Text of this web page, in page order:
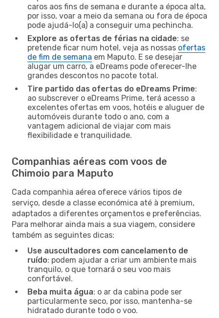
caros aos fins de semana e durante a época alta,
por isso, voar a meio da semana ou fora de época
pode ajudá-lo(a) a conseguir uma pechincha.
Explore as ofertas de férias na cidade: se
pretende ficar num hotel, veja as nossas ofertas
de fim de semana em Maputo. E se desejar
alugar um carro, a eDreams pode oferecer-lhe
grandes descontos no pacote total.
Tire partido das ofertas do eDreams Prime:
ao subscrever o eDreams Prime, terá acesso a
excelentes ofertas em voos, hotéis e aluguer de
automóveis durante todo o ano, com a
vantagem adicional de viajar com mais
flexibilidade e tranquilidade.
Companhias aéreas com voos de
Chimoio para Maputo
Cada companhia aérea oferece vários tipos de
serviço, desde a classe económica até à premium,
adaptados a diferentes orçamentos e preferências.
Para melhorar ainda mais a sua viagem, considere
também as seguintes dicas:
Use auscultadores com cancelamento de
ruído: podem ajudar a criar um ambiente mais
tranquilo, o que tornará o seu voo mais
confortável.
Beba muita água: o ar da cabina pode ser
particularmente seco, por isso, mantenha-se
hidratado durante todo o voo.